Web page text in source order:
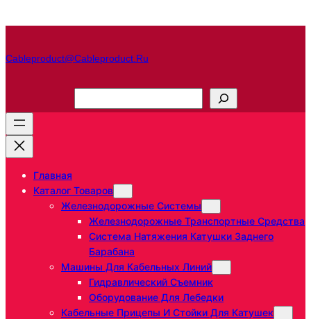
Cableproduct@cableproduct.ru
о
Главная
Каталог Товаров
Железнодорожные Системы
Железнодорожные Транспортные Средства
Система Натяжения Катушки Заднего
Барабана
Машины Для Кабельных Линий
Гидравлический Съемник
Оборудование Для Лебедки
Кабельные Прицепы И Стойки Для Катушек